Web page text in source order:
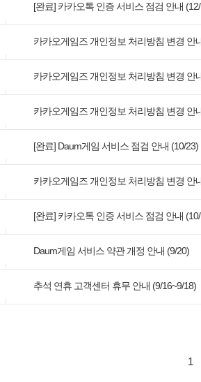
[완료] 카카오톡 인증 서비스 점검 안내
카카오게임즈 개인정보 처리방침 변경 안
카카오게임즈 개인정보 처리방침 변경 안
카카오게임즈 개인정보 처리방침 변경 안
[완료] Daum게임 서비스 점검 안내 (10/23)
카카오게임즈 개인정보 처리방침 변경 안
[완료] 카카오톡 인증 서비스 점검 안내
Daum게임 서비스 약관 개정 안내 (9/20)
추석 연휴 고객센터 휴무 안내 (9/16~9/18)
1